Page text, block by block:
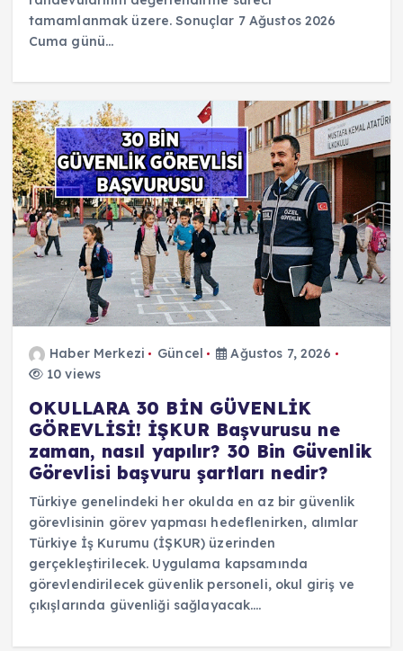
tamamlanmak üzere. Sonuçlar 7 Ağustos 2026
Cuma günü…
Haber Merkezi Güncel
Ağustos 7, 2026
10 views
OKULLARA 30 BİN GÜVENLİK
GÖREVLİSİ! İŞKUR Başvurusu ne
zaman, nasıl yapılır? 30 Bin Güvenlik
Görevlisi başvuru şartları nedir?
Türkiye genelindeki her okulda en az bir güvenlik
görevlisinin görev yapması hedeflenirken, alımlar
Türkiye İş Kurumu (İŞKUR) üzerinden
gerçekleştirilecek. Uygulama kapsamında
görevlendirilecek güvenlik personeli, okul giriş ve
çıkışlarında güvenliği sağlayacak.…